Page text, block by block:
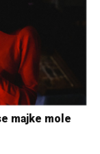
majke mole